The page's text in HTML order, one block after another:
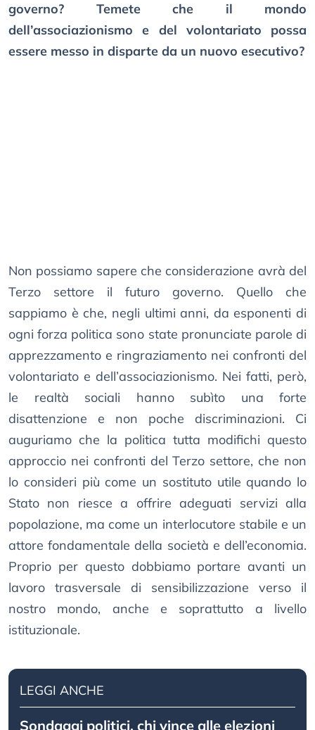
governo? Temete che il mondo
dell’associazionismo e del volontariato possa
essere messo in disparte da un nuovo esecutivo?
Non possiamo sapere che considerazione avrà del
Terzo settore il futuro governo. Quello che
sappiamo è che, negli ultimi anni, da esponenti di
ogni forza politica sono state pronunciate parole di
apprezzamento e ringraziamento nei confronti del
volontariato e dell’associazionismo. Nei fatti, però,
le realtà sociali hanno subìto una forte
disattenzione e non poche discriminazioni. Ci
auguriamo che la politica tutta modifichi questo
approccio nei confronti del Terzo settore, che non
lo consideri più come un sostituto utile quando lo
Stato non riesce a offrire adeguati servizi alla
popolazione, ma come un interlocutore stabile e un
attore fondamentale della società e dell’economia.
Proprio per questo dobbiamo portare avanti un
lavoro trasversale di sensibilizzazione verso il
nostro mondo, anche e soprattutto a livello
istituzionale.
LEGGI ANCHE
Sondaggi politici, chi vince alle elezioni